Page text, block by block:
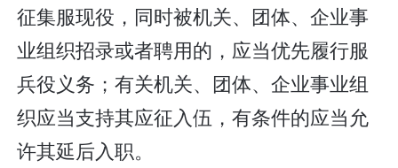
征集服现役，同时被机关、团体、企业事
业组织招录或者聘用的，应当优先履行服
兵役义务；有关机关、团体、企业事业组
织应当支持其应征入伍，有条件的应当允
许其延后入职。